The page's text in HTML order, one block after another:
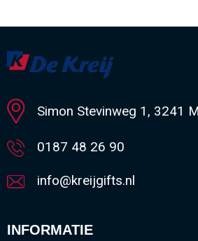
Simon Stevinweg 1, 3241
0187 48 26 90
info@kreijgifts.nl
INFORMATIE